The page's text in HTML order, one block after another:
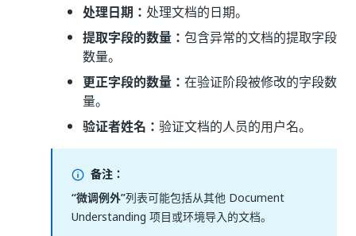
处理日期： 处理文档的日期。
提取字段的数量： 包含异常的文档的提取字段
数量。
更正字段的数量： 在验证阶段被修改的字段数
量。
验证者姓名： 验证文档的人员的用户名。
备注：
“微调例外”列表可能包括从其他 Document
Understanding 项目或环境导入的文档。